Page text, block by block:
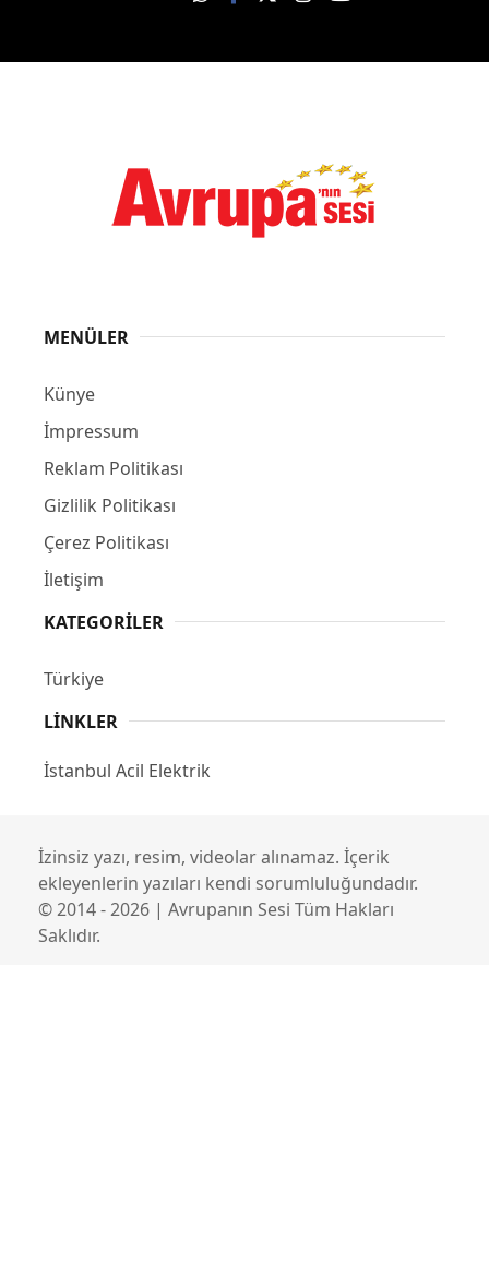
MENÜLER
Künye
İmpressum
Reklam Politikası
Gizlilik Politikası
Çerez Politikası
İletişim
KATEGORILER
Türkiye
LINKLER
İstanbul Acil Elektrik
İzinsiz yazı, resim, videolar alınamaz. İçerik
ekleyenlerin yazıları kendi sorumluluğundadır.
© 2014 - 2026 | Avrupanın Sesi Tüm Hakları
Saklıdır.